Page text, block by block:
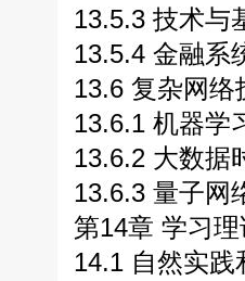
13.5.3 技术与
13.5.4 金融系
13.6 复杂网络
13.6.1 机器学
13.6.2 大数据
13.6.3 量子网
第14章 学习
14.1 自然实践